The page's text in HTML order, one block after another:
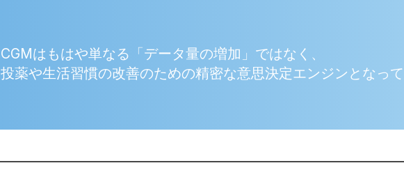
CGMはもはや単なる「データ量の増加」ではなく、
投薬や生活習慣の改善のための精密な意思決定エンジンとなっ